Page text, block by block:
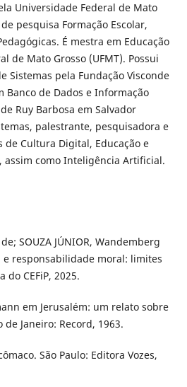
Universidade Federal de Mato
pesquisa Formação Escolar,
É mestra em Educação
de Mato Grosso (UFMT). Possui
Sistemas pela Fundação Visconde
Banco de Dados e Informação
Ruy Barbosa em Salvador
palestrante, pesquisadora e
de Cultura Digital, Educação e
assim como Inteligência Artificial.
SOUZA JÚNIOR, Wandemberg
responsabilidade moral: limites
do CEFiP, 2025.
em Jerusalém: um relato sobre
Janeiro: Record, 1963.
São Paulo: Editora Vozes,